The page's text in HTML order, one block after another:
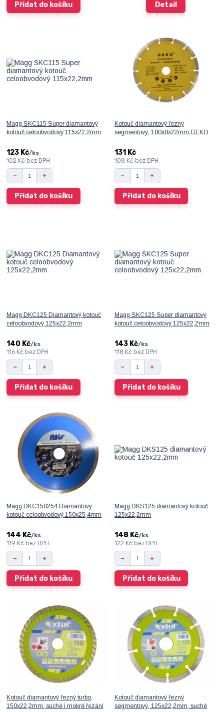
Přidat do košíku Detail
Magg SKC115 Super diamantový
kotouč celoobvodový 115x22,2mm
123 Kč/ks
102 Kč bez DPH
Přidat do košíku
Kotouč diamantový řezný
segmentový, 180x8x22mm GEKO
131 Kč
108 Kč bez DPH
Přidat do košíku
Magg DKC125 Diamantový kotouč
celoobvodový 125x22,2mm
140 Kč/ks
116 Kč bez DPH
Přidat do košíku
Magg SKC125 Super diamantový
kotouč celoobvodový 125x22,2mm
143 Kč/ks
118 Kč bez DPH
Přidat do košíku
Magg DKC150254 Diamantový
kotouč celoobvodový 150x25,4mm
144 Kč/ks
119 Kč bez DPH
Přidat do košíku
Magg DKS125 diamantový kotouč
125x22,2mm
148 Kč/ks
122 Kč bez DPH
Přidat do košíku
Kotouč diamantový řezný turbo,
150x22,2mm, suché i mokré řezání
Kotouč diamantový řezný
segmentový, 125x22,2mm, suché